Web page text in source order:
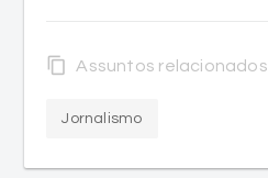
content_copy Assuntos relacionados
Jornalismo